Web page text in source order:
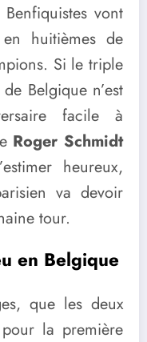
vont
huitièmes de
Si le triple
Belgique n’est
facile à
Roger Schmidt
heureux,
va devoir
tour.
en Belgique
que les deux
la première